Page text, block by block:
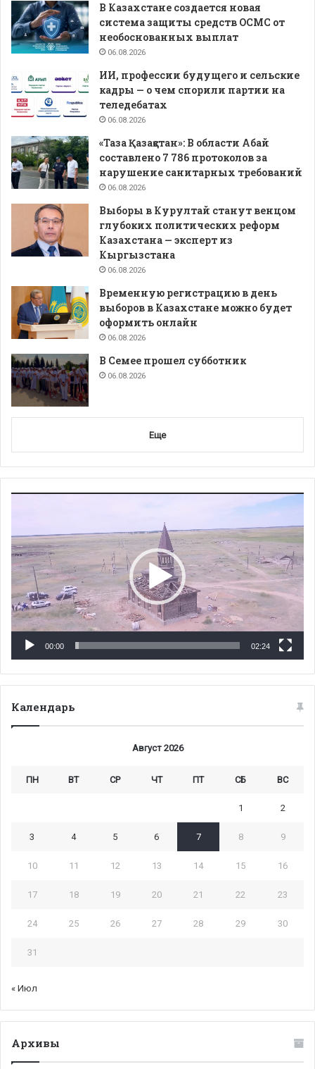
В Казахстане создается новая
система защиты средств ОСМС от
необоснованных выплат
06.08.2026
ИИ, профессии будущего и сельские
кадры — о чем спорили партии на
теледебатах
06.08.2026
«Таза Қазақстан»: В области Абай
составлено 7 786 протоколов за
нарушение санитарных требований
06.08.2026
Выборы в Курултай станут венцом
глубоких политических реформ
Казахстана — эксперт из
Кыргызстана
06.08.2026
Временную регистрацию в день
выборов в Казахстане можно будет
оформить онлайн
06.08.2026
В Семее прошел субботник
06.08.2026
Еще
00:00 02:24
Календарь
Август 2026
ПН ВТ СР ЧТ ПТ СБ ВС
1 2
3 4 5 6 7 8 9
10 11 12 13 14 15 16
17 18 19 20 21 22 23
24 25 26 27 28 29 30
31
« Июл
Архивы